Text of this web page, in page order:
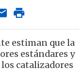
estiman que la
estándares y
catalizadores